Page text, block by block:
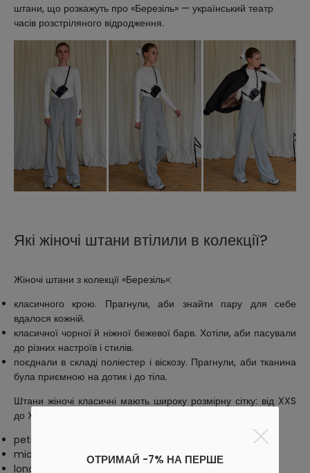
ОТРИМАЙ -7% НА ПЕРШЕ
штани, що розкажуть про «Березіль» — український театр
часів розстріляного відродження.
Які жіночі штани втілили в колекції?
Жіночі штани з колекції «Березіль»:
класичного крою. Прагнули, аби знайти пару для себе
вдалося кожній.
класичної чорної й ніжної бежевої барв. Хотіли, аби пасували
до різних настроїв і стилів.
поєднали в складі поліестер і віскозу. Прагнули, аби тканина
була приємною на дотик і до тіла.
Штани жіночі класичні мають широку розмірну сітку: від XXS
до XXL. А також вирізняються лінією довжин:
petite — 158-165 см;
middle — 166-172 см;
long — 173-180 см.